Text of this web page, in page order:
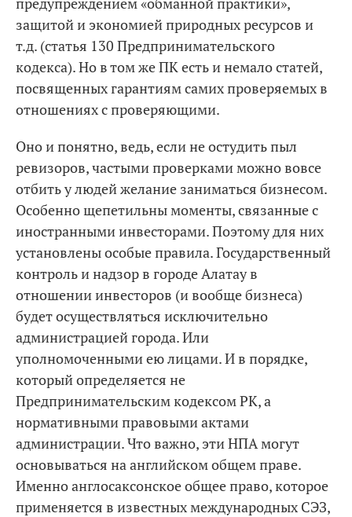
защитой и экономией природных ресурсов и
т.д. (статья 130 Предпринимательского
кодекса). Но в том же ПК есть и немало статей,
посвященных гарантиям самих проверяемых в
отношениях с проверяющими.
Оно и понятно, ведь, если не остудить пыл
ревизоров, частыми проверками можно вовсе
отбить у людей желание заниматься бизнесом.
Особенно щепетильны моменты, связанные с
иностранными инвесторами. Поэтому для них
установлены особые правила. Государственный
контроль и надзор в городе Алатау в
отношении инвесторов (и вообще бизнеса)
будет осуществляться исключительно
администрацией города. Или
уполномоченными ею лицами. И в порядке,
который определяется не
Предпринимательским кодексом РК, а
нормативными правовыми актами
администрации. Что важно, эти НПА могут
основываться на английском общем праве.
Именно англосаксонское общее право, которое
применяется в известных международных СЭЗ,